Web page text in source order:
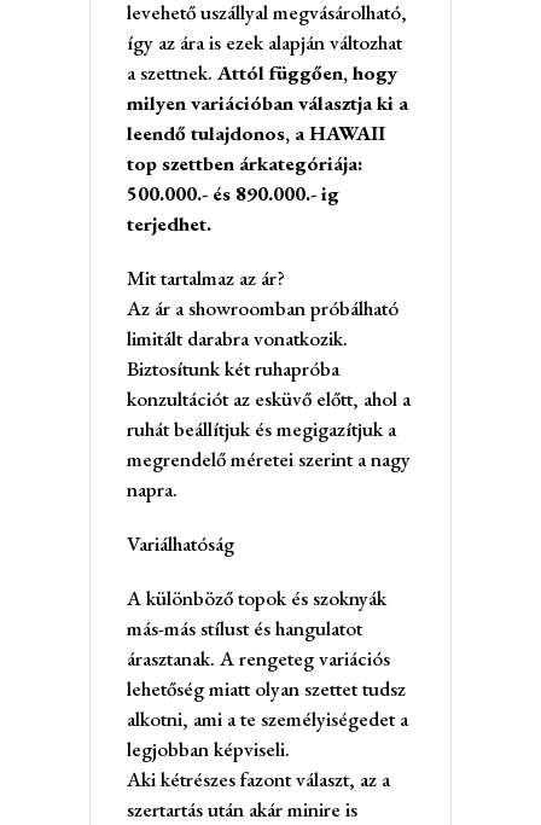
levehető uszállyal megvásárolható,
így az ára is ezek alapján változhat
a szettnek. Attól függően, hogy
milyen variációban választja ki a
leendő tulajdonos, a HAWAII
top szettben árkategóriája:
500.000.- és 890.000.- ig
terjedhet.
Mit tartalmaz az ár?
Az ár a showroomban próbálható
limitált darabra vonatkozik.
Biztosítunk két ruhapróba
konzultációt az esküvő előtt, ahol a
ruhát beállítjuk és megigazítjuk a
megrendelő méretei szerint a nagy
napra.
Variálhatóság
A különböző topok és szoknyák
más-más stílust és hangulatot
árasztanak. A rengeteg variációs
lehetőség miatt olyan szettet tudsz
alkotni, ami a te személyiségedet a
legjobban képviseli.
Aki kétrészes fazont választ, az a
szertartás után akár minire is